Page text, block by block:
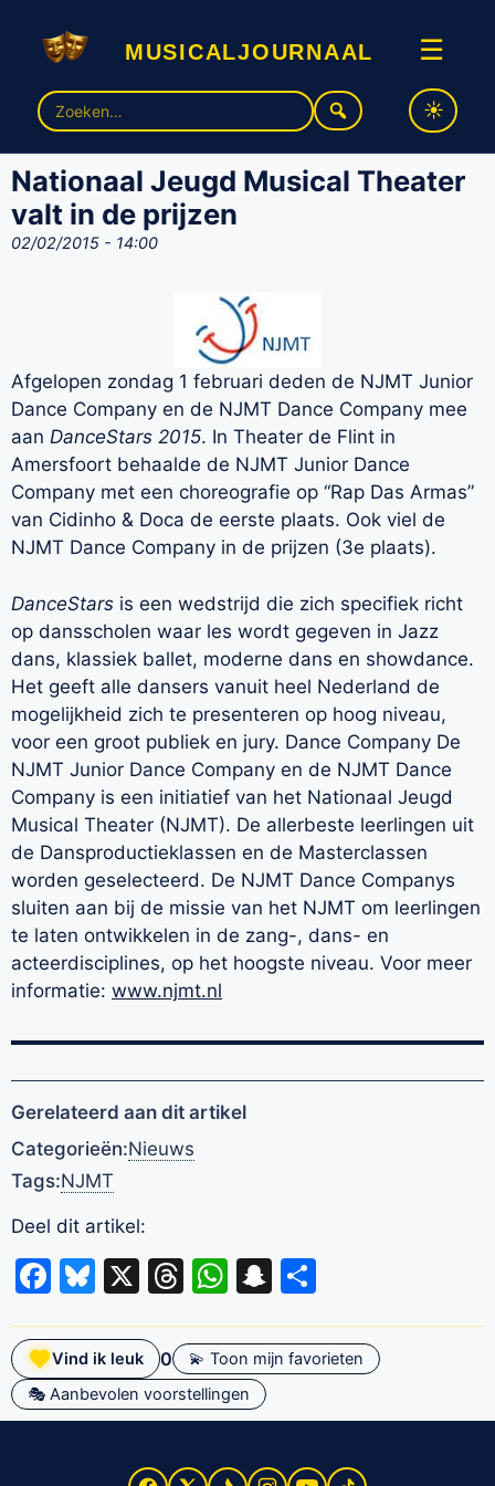
musicaljournaal ☰
Zoek
naar:
Nationaal Jeugd Musical Theater
valt in de prijzen
02/02/2015 - 14:00
Afgelopen zondag 1 februari deden de NJMT Junior
Dance Company en de NJMT Dance Company mee
aan DanceStars 2015. In Theater de Flint in
Amersfoort behaalde de NJMT Junior Dance
Company met een choreografie op “Rap Das Armas”
van Cidinho & Doca de eerste plaats. Ook viel de
NJMT Dance Company in de prijzen (3e plaats).
DanceStars is een wedstrijd die zich specifiek richt
op dansscholen waar les wordt gegeven in Jazz
dans, klassiek ballet, moderne dans en showdance.
Het geeft alle dansers vanuit heel Nederland de
mogelijkheid zich te presenteren op hoog niveau,
voor een groot publiek en jury. Dance Company De
NJMT Junior Dance Company en de NJMT Dance
Company is een initiatief van het Nationaal Jeugd
Musical Theater (NJMT). De allerbeste leerlingen uit
de Dansproductieklassen en de Masterclassen
worden geselecteerd. De NJMT Dance Companys
sluiten aan bij de missie van het NJMT om leerlingen
te laten ontwikkelen in de zang-, dans- en
acteerdisciplines, op het hoogste niveau. Voor meer
informatie: www.njmt.nl
Gerelateerd aan dit artikel
Categorieën:Nieuws
Tags:NJMT
Deel dit artikel:
Facebook
Bluesky
X Threads
WhatsApp
Snapchat
Vind ik leuk 0
💫 Toon mijn favorieten
🎭 Aanbevolen voorstellingen